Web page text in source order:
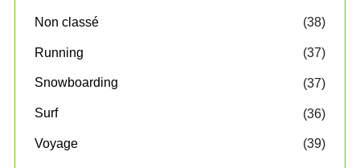
Non classé (38)
Running (37)
Snowboarding (37)
Surf (36)
Voyage (39)